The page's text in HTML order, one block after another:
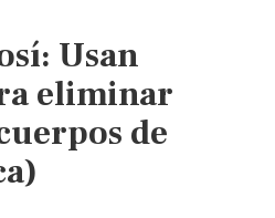
La
Laguna;
el
debate
Usan
eliminar
de